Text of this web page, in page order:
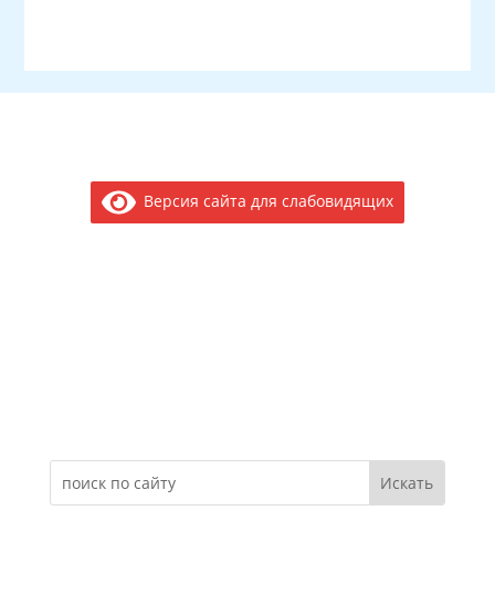
Версия сайта для слабовидящих